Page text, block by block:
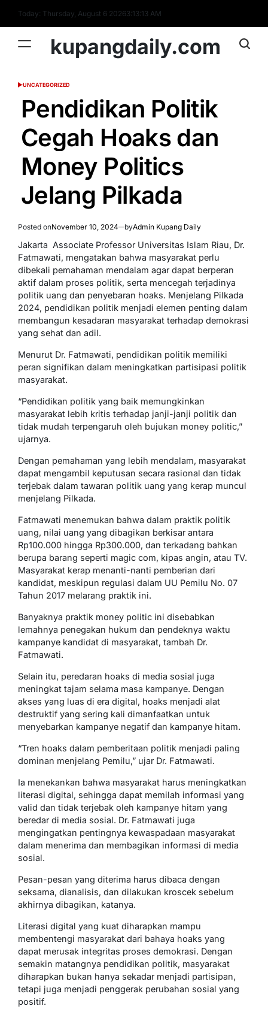
content
Today: Thursday, August 6 20263:13:14 AM
kupangdaily.com
POSTED
UNCATEGORIZED
Pendidikan Politik
Cegah Hoaks dan
Money Politics
Jelang Pilkada
Posted onNovember 10, 2024 byAdmin Kupang Daily
Jakarta  Associate Professor Universitas Islam Riau, Dr.
Fatmawati, mengatakan bahwa masyarakat perlu
dibekali pemahaman mendalam agar dapat berperan
aktif dalam proses politik, serta mencegah terjadinya
politik uang dan penyebaran hoaks. Menjelang Pilkada
2024, pendidikan politik menjadi elemen penting dalam
membangun kesadaran masyarakat terhadap demokrasi
yang sehat dan adil.
Menurut Dr. Fatmawati, pendidikan politik memiliki
peran signifikan dalam meningkatkan partisipasi politik
masyarakat.
“Pendidikan politik yang baik memungkinkan
masyarakat lebih kritis terhadap janji-janji politik dan
tidak mudah terpengaruh oleh bujukan money politic,”
ujarnya.
Dengan pemahaman yang lebih mendalam, masyarakat
dapat mengambil keputusan secara rasional dan tidak
terjebak dalam tawaran politik uang yang kerap muncul
menjelang Pilkada.
Fatmawati menemukan bahwa dalam praktik politik
uang, nilai uang yang dibagikan berkisar antara
Rp100.000 hingga Rp300.000, dan terkadang bahkan
berupa barang seperti magic com, kipas angin, atau TV.
Masyarakat kerap menanti-nanti pemberian dari
kandidat, meskipun regulasi dalam UU Pemilu No. 07
Tahun 2017 melarang praktik ini.
Banyaknya praktik money politic ini disebabkan
lemahnya penegakan hukum dan pendeknya waktu
kampanye kandidat di masyarakat, tambah Dr.
Fatmawati.
Selain itu, peredaran hoaks di media sosial juga
meningkat tajam selama masa kampanye. Dengan
akses yang luas di era digital, hoaks menjadi alat
destruktif yang sering kali dimanfaatkan untuk
menyebarkan kampanye negatif dan kampanye hitam.
“Tren hoaks dalam pemberitaan politik menjadi paling
dominan menjelang Pemilu,” ujar Dr. Fatmawati.
Ia menekankan bahwa masyarakat harus meningkatkan
literasi digital, sehingga dapat memilah informasi yang
valid dan tidak terjebak oleh kampanye hitam yang
beredar di media sosial. Dr. Fatmawati juga
mengingatkan pentingnya kewaspadaan masyarakat
dalam menerima dan membagikan informasi di media
sosial.
Pesan-pesan yang diterima harus dibaca dengan
seksama, dianalisis, dan dilakukan kroscek sebelum
akhirnya dibagikan, katanya.
Literasi digital yang kuat diharapkan mampu
membentengi masyarakat dari bahaya hoaks yang
dapat merusak integritas proses demokrasi. Dengan
semakin matangnya pendidikan politik, masyarakat
diharapkan bukan hanya sekadar menjadi partisipan,
tetapi juga menjadi penggerak perubahan sosial yang
positif.